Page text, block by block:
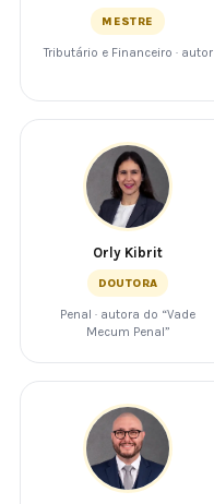
MESTRE
Tributário e Financeiro · autor
Orly Kibrit
DOUTORA
Penal · autora do “Vade
Mecum Penal”